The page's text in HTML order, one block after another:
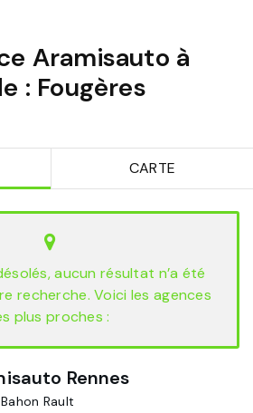
Aramisauto à
: Fougères
CARTE
aucun résultat n’a été
recherche. Voici les agences
plus proches :
Rennes
Rault